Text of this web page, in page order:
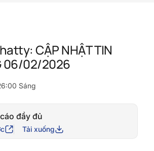
CẬP NHẬT TIN
06/02/2026
Sáng
đầy đủ
Tải xuống